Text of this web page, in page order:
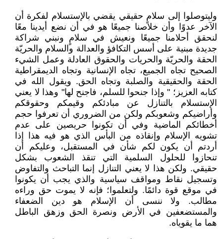
وليتوصلوا إلى سلامٍ حقيقي يقضي بالإستسلام لفكرة أن
الآخر عدوًا وأن خلاصنا جميعًا هو في أن نضع أيدينا معًا
لنحقق أحلامنا جميعًا ونعيش في سلامٍ ونبني شراكة
جديدة مبنية على أسس التكافؤ والعدالة والسلام والحريّة
الحقة والحريّة والحريات والحقوق العادلة وعمل الشيء
الصحيح تجاه الجميع، تجاه الإنسانية وتجاه الديمقراطية
الحقة والحقيقية والصلبة وتجاه الحق. ويقول الله في
كتابه العزيز؛ " وإذا جنحوا للسلم، فاجنح لها" وهذا لا يعني
الإستسلام بالتنازل عن مبادئكم وقيمكم وحقوقكم
وأراضيكم وشعوبكم ولكن من الضروري أن تعرفوا حجم
أخطائكم الماضية وفي أن تكونوا حريصين على عدم
تشويه الإسلام وإنقاذه من البأس الذي هو فيه هذا إذا
أردتم أن يكون لكم شأن في المستقبل، وعليكم أن
تنحازوا للحلول السلمية التي تنقذ الشعوب بشكل
حقيقي. ولكن هذا لا يعني التنازل إنما التباحث والتفاوض
وتسجيل نقاط ومواقف سياسية والذي يجب أن يكونوا
في موقع قوة دائمًا. ولتعلموا؛ فإنه لا يموت حق وراءه
مطالب. ولا ننسى أن الإسلام هو دين الضعفاء
والمستضعفين في الأرض ونصرة الحق وزهق الباطل
هما ما يقوياه.